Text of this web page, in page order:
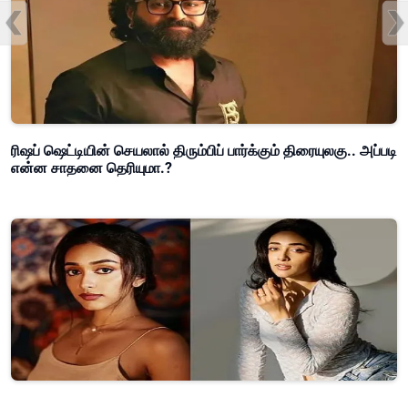
ரிஷப் ஷெட்டியின் செயலால் திரும்பிப் பார்க்கும் திரையுலகு.. அப்படி
என்ன சாதனை தெரியுமா.?